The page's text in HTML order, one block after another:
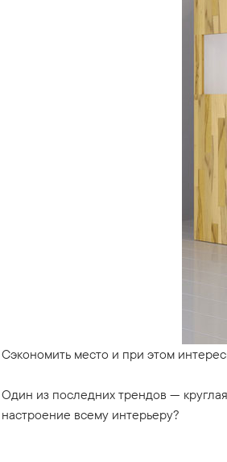
Сэкономить место и при этом
Один из последних трендов —
настроение всему интерьеру?